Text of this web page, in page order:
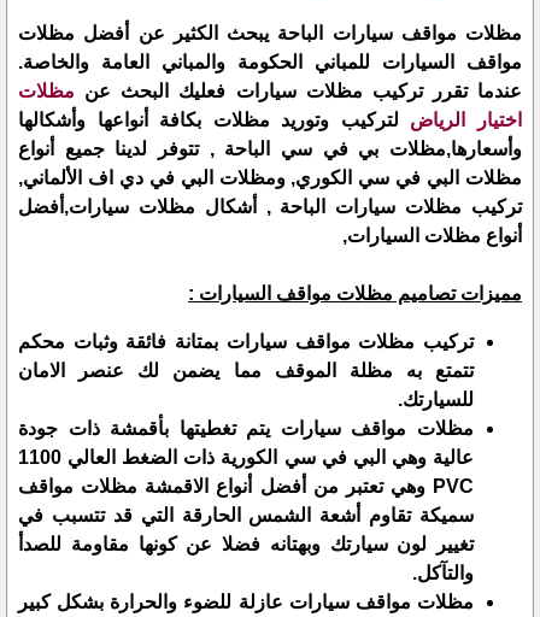
مظلات مواقف سيارات الباحة يبحث الكثير عن أفضل مظلات
مواقف السيارات للمباني الحكومة والمباني العامة والخاصة.
عندما تقرر تركيب مظلات سيارات فعليك البحث عن مظلات
اختيار الرياض لتركيب وتوريد مظلات بكافة أنواعها وأشكالها
وأسعارها,مظلات بي في سي الباحة , تتوفر لدينا جميع أنواع
مظلات البي في سي الكوري, ومظلات البي في دي اف الألماني,
تركيب مظلات سيارات الباحة , أشكال مظلات سيارات,أفضل
أنواع مظلات السيارات,
مميزات تصاميم مظلات مواقف السيارات :
تركيب مظلات مواقف سيارات بمتانة فائقة وثبات محكم
تتمتع به مظلة الموقف مما يضمن لك عنصر الامان
للسيارتك.
مظلات مواقف سيارات يتم تغطيتها بأقمشة ذات جودة
عالية وهي البي في سي الكورية ذات الضغط العالي 1100
PVC وهي تعتبر من أفضل أنواع الاقمشة مظلات مواقف
سميكة تقاوم أشعة الشمس الحارقة التي قد تتسبب في
تغيير لون سيارتك وبهتانه فضلا عن كونها مقاومة للصدأ
والتآكل.
مظلات مواقف سيارات عازلة للضوء والحرارة بشكل كبير